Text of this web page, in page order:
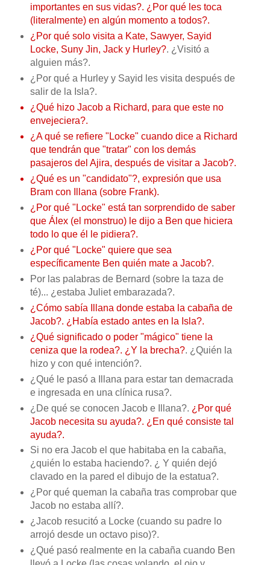
importantes en sus vidas?. ¿Por qué les toca
(literalmente) en algún momento a todos?.
¿Por qué solo visita a Kate, Sawyer, Sayid
Locke, Suny Jin, Jack y Hurley?. ¿Visitó a
alguien más?.
¿Por qué a Hurley y Sayid les visita después de
salir de la Isla?.
¿Qué hizo Jacob a Richard, para que este no
envejeciera?.
¿A qué se refiere "Locke" cuando dice a Richard
que tendrán que "tratar" con los demás
pasajeros del Ajira, después de visitar a Jacob?.
¿Qué es un "candidato"?, expresión que usa
Bram con Illana (sobre Frank).
¿Por qué "Locke" está tan sorprendido de saber
que Álex (el monstruo) le dijo a Ben que hiciera
todo lo que él le pidiera?.
¿Por qué "Locke" quiere que sea
específicamente Ben quién mate a Jacob?.
Por las palabras de Bernard (sobre la taza de
té)... ¿estaba Juliet embarazada?.
¿Cómo sabía Illana donde estaba la cabaña de
Jacob?. ¿Había estado antes en la Isla?.
¿Qué significado o poder "mágico" tiene la
ceniza que la rodea?. ¿Y la brecha?. ¿Quién la
hizo y con qué intención?.
¿Qué le pasó a Illana para estar tan demacrada
e ingresada en una clínica rusa?.
¿De qué se conocen Jacob e Illana?. ¿Por qué
Jacob necesita su ayuda?. ¿En qué consiste tal
ayuda?.
Si no era Jacob el que habitaba en la cabaña,
¿quién lo estaba haciendo?. ¿ Y quién dejó
clavado en la pared el dibujo de la estatua?.
¿Por qué queman la cabaña tras comprobar que
Jacob no estaba allí?.
¿Jacob resucitó a Locke (cuando su padre lo
arrojó desde un octavo piso)?.
¿Qué pasó realmente en la cabaña cuando Ben